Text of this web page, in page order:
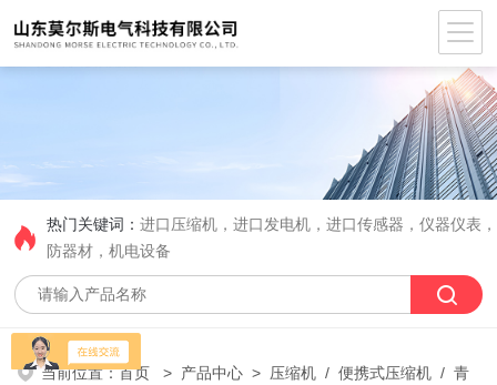
热门关键词：进口压缩机，进口发电机，进口传感器，仪器仪表
防器材，机电设备
当前位置：首页 > 产品中心 > 压缩机 /便携式压缩机 / 青